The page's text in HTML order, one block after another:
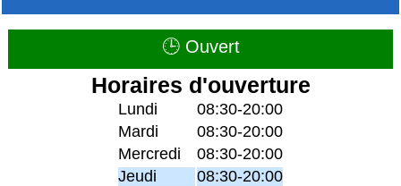
🕒 Ouvert
Horaires d'ouverture
Lundi
08:30-20:00
Mardi
08:30-20:00
Mercredi
08:30-20:00
Jeudi
08:30-20:00